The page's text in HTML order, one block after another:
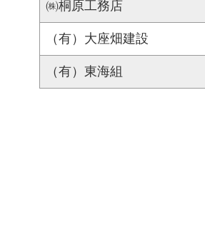
㈱桐原工務店
（有）大座畑建設
（有）東海組